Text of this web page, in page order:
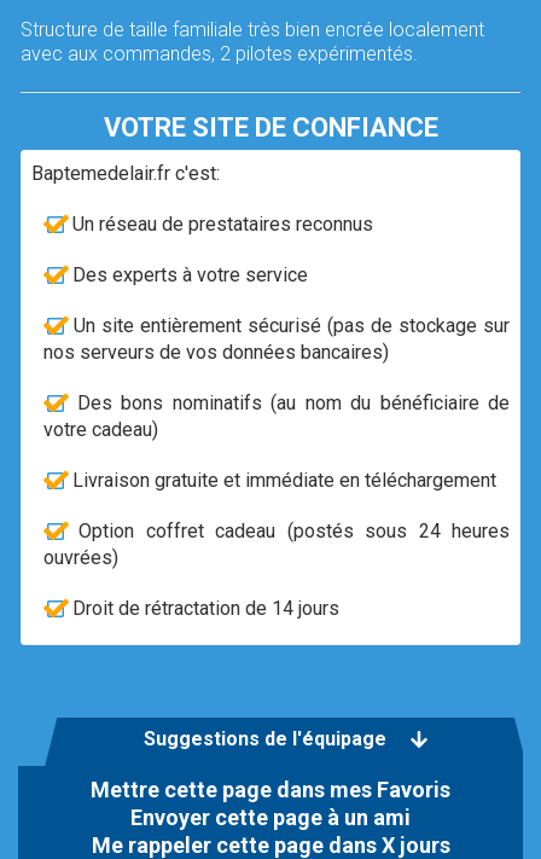
Structure de taille familiale très bien encrée localement
avec aux commandes, 2 pilotes expérimentés.
VOTRE SITE DE CONFIANCE
Baptemedelair.fr c'est:
Un réseau de prestataires reconnus
Des experts à votre service
Un site entièrement sécurisé (pas de stockage sur
nos serveurs de vos données bancaires)
Des bons nominatifs (au nom du bénéficiaire de
votre cadeau)
Livraison gratuite et immédiate en téléchargement
Option coffret cadeau (postés sous 24 heures
ouvrées)
Droit de rétractation de 14 jours
Suggestions de l'équipage
Mettre cette page dans mes Favoris
Envoyer cette page à un ami
Me rappeler cette page dans X jours